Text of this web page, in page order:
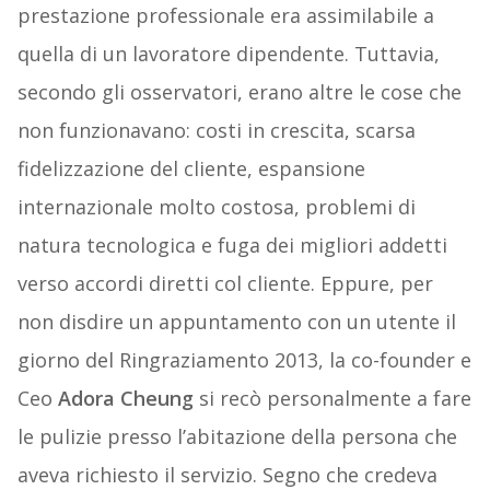
prestazione professionale era assimilabile a
quella di un lavoratore dipendente. Tuttavia,
secondo gli osservatori, erano altre le cose che
non funzionavano: costi in crescita, scarsa
fidelizzazione del cliente, espansione
internazionale molto costosa, problemi di
natura tecnologica e fuga dei migliori addetti
verso accordi diretti col cliente. Eppure, per
non disdire un appuntamento con un utente il
giorno del Ringraziamento 2013, la co-founder e
Ceo Adora Cheung si recò personalmente a fare
le pulizie presso l’abitazione della persona che
aveva richiesto il servizio. Segno che credeva